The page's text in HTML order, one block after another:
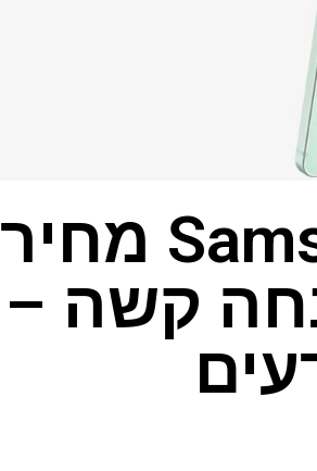
Samsung Galaxy Z Flip Fe מחיר
קשה –